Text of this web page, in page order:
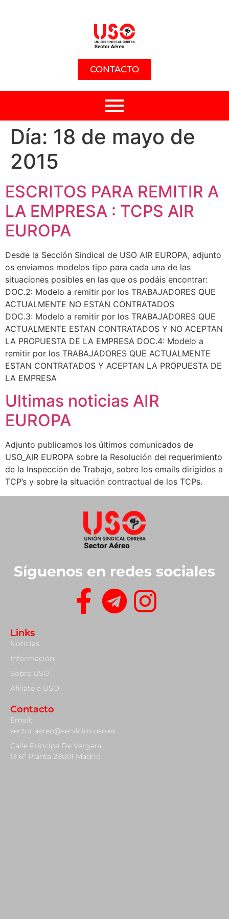
CONTACTO
Día: 18 de mayo de
2015
ESCRITOS PARA REMITIR A
LA EMPRESA : TCPS AIR
EUROPA
Desde la Sección Sindical de USO AIR EUROPA, adjunto
os enviamos modelos tipo para cada una de las
situaciones posibles en las que os podáis encontrar:
DOC.2: Modelo a remitir por los TRABAJADORES QUE
ACTUALMENTE NO ESTAN CONTRATADOS
DOC.3: Modelo a remitir por los TRABAJADORES QUE
ACTUALMENTE ESTAN CONTRATADOS Y NO ACEPTAN
LA PROPUESTA DE LA EMPRESA DOC.4: Modelo a
remitir por los TRABAJADORES QUE ACTUALMENTE
ESTAN CONTRATADOS Y ACEPTAN LA PROPUESTA DE
LA EMPRESA
Ultimas noticias AIR
EUROPA
Adjunto publicamos los últimos comunicados de
USO_AIR EUROPA sobre la Resolución del requerimiento
de la Inspección de Trabajo, sobre los emails dirigidos a
TCP’s y sobre la situación contractual de los TCPs.
Síguenos en redes sociales
Links
Noticias
Información
Sobre USO
Afiliate a USO
Contacto
Email:
sector.aereo@servicios.uso.es
Calle Príncipe De Vergara,
13 6º Planta 28001 Madrid